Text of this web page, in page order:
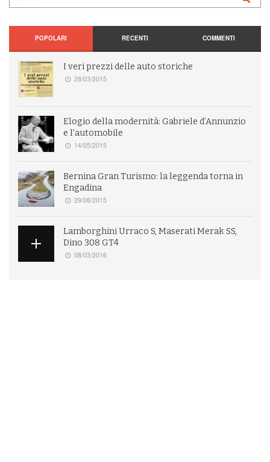
POPOLARI RECENTI COMMENTI
I veri prezzi delle auto storiche
28/03/2015
Elogio della modernità: Gabriele d’Annunzio
e l’automobile
14/05/2015
Bernina Gran Turismo: la leggenda torna in
Engadina
29/08/2015
Lamborghini Urraco S, Maserati Merak SS,
Dino 308 GT4
08/03/2016